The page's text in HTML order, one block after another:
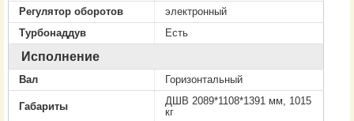
Регулятор оборотов
электронный
Турбонаддув
Есть
Исполнение
Вал Горизонтальный
Габариты
ДШВ 2089*1108*1391 мм, 1015
кг